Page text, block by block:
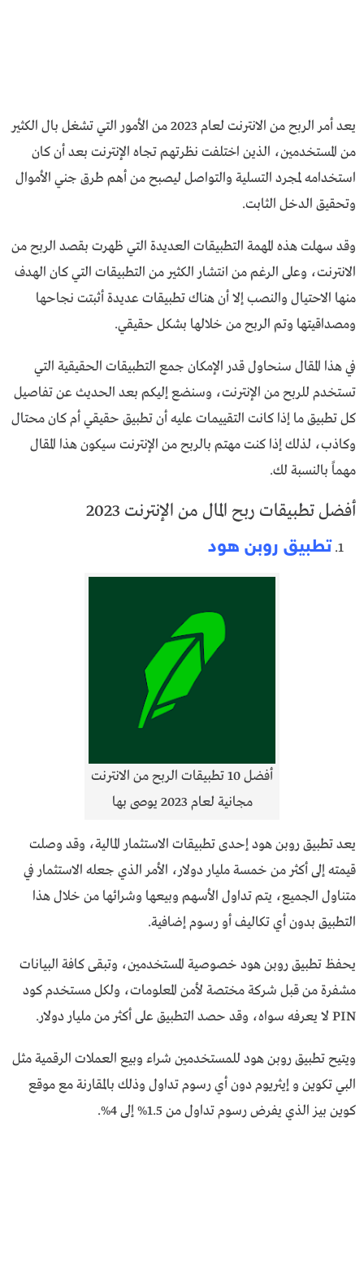
يعد أمر الربح من الانترنت لعام 2023 من الأمور التي تشغل بال الكثير
من المستخدمين، الذين اختلفت نظرتهم تجاه الإنترنت بعد أن كان
استخدامه لمجرد التسلية والتواصل ليصبح من أهم طرق جني الأموال
وتحقيق الدخل الثابت.
وقد سهلت هذه المهمة التطبيقات العديدة التي ظهرت بقصد الربح من
الانترنت، وعلى الرغم من انتشار الكثير من التطبيقات التي كان الهدف
منها الاحتيال والنصب إلا أن هناك تطبيقات عديدة أثبتت نجاحها
ومصداقيتها وتم الربح من خلالها بشكل حقيقي.
في هذا المقال سنحاول قدر الإمكان جمع التطبيقات الحقيقية التي
تستخدم للربح من الإنترنت، وسنضع إليكم بعد الحديث عن تفاصيل
كل تطبيق ما إذا كانت التقييمات عليه أن تطبيق حقيقي أم كان محتال
وكاذب، لذلك إذا كنت مهتم بالربح من الإنترنت سيكون هذا المقال
مهماً بالنسبة لك.
أفضل تطبيقات ربح المال من الإنترنت 2023
تطبيق روبن هود
أفضل 10 تطبيقات الربح من الانترنت
مجانية لعام 2023 يوصى بها
يعد تطبيق روبن هود إحدى تطبيقات الاستثمار المالية، وقد وصلت
قيمته إلى أكثر من خمسة مليار دولار، الأمر الذي جعله الاستثمار في
متناول الجميع، يتم تداول الأسهم وبيعها وشرائها من خلال هذا
التطبيق بدون أي تكاليف أو رسوم إضافية.
يحفظ تطبيق روبن هود خصوصية المستخدمين، وتبقى كافة البيانات
مشفرة من قبل شركة مختصة لأمن المعلومات، ولكل مستخدم كود
PIN لا يعرفه سواه، وقد حصد التطبيق على أكثر من مليار دولار.
ويتيح تطبيق روبن هود للمستخدمين شراء وبيع العملات الرقمية مثل
البي تكوين و إيثريوم دون أي رسوم تداول وذلك بالمقارنة مع موقع
كوين بيز الذي يفرض رسوم تداول من 1.5% إلى 4%.